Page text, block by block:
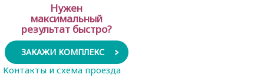
Нужен
максимальный
результат быстро?
ЗАКАЖИ КОМПЛЕКС
Контакты и схема проезда